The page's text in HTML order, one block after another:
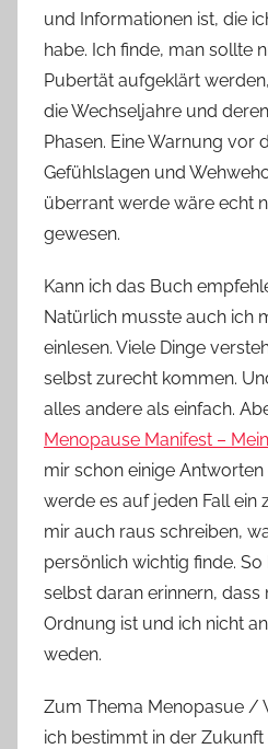
und Informationen ist, die
habe. Ich finde, man sollte
Pubertät aufgeklärt
die Wechseljahre und
Phasen. Eine Warnung vor
Gefühlslagen und
überrant werde wäre echt
gewesen.
Kann ich das Buch
Natürlich musste auch ich
einlesen. Viele Dinge
selbst zurecht kommen.
alles andere als einfach.
Menopause Manifest –
mir schon einige
werde es auf jeden Fall ein
mir auch raus schreiben,
persönlich wichtig finde.
selbst daran erinnern, dass
Ordnung ist und ich nicht
weden.
Zum Thema Menopasue /
ich bestimmt in der